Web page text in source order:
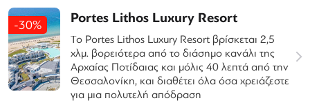
-30% Portes Lithos Luxury Resort
Το Portes Lithos Luxury Resort βρίσκεται 2,5
χλμ. βορειότερα από το διάσημο κανάλι της
Αρχαίας Ποτίδαιας και μόλις 40 λεπτά από την
Θεσσαλονίκη, και διαθέτει όλα όσα χρειάζεστε
για μια πολυτελή απόδραση